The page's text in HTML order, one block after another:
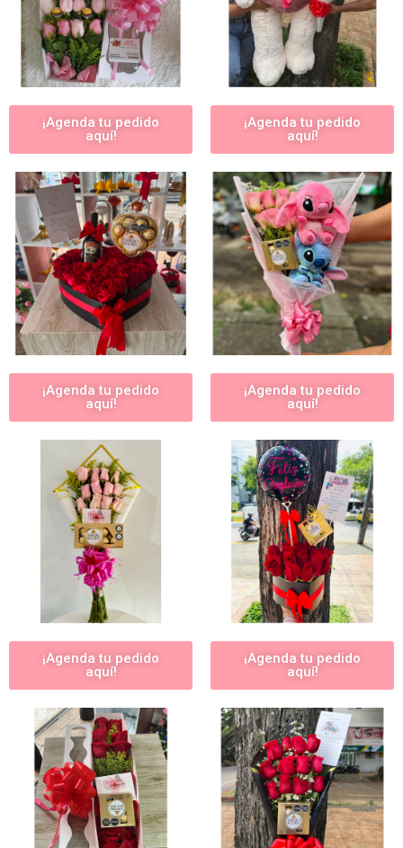
¡Agenda tu pedido
aquí!
¡Agenda tu pedido
aquí!
¡Agenda tu pedido
aquí!
¡Agenda tu pedido
aquí!
¡Agenda tu pedido
aquí!
¡Agenda tu pedido
aquí!